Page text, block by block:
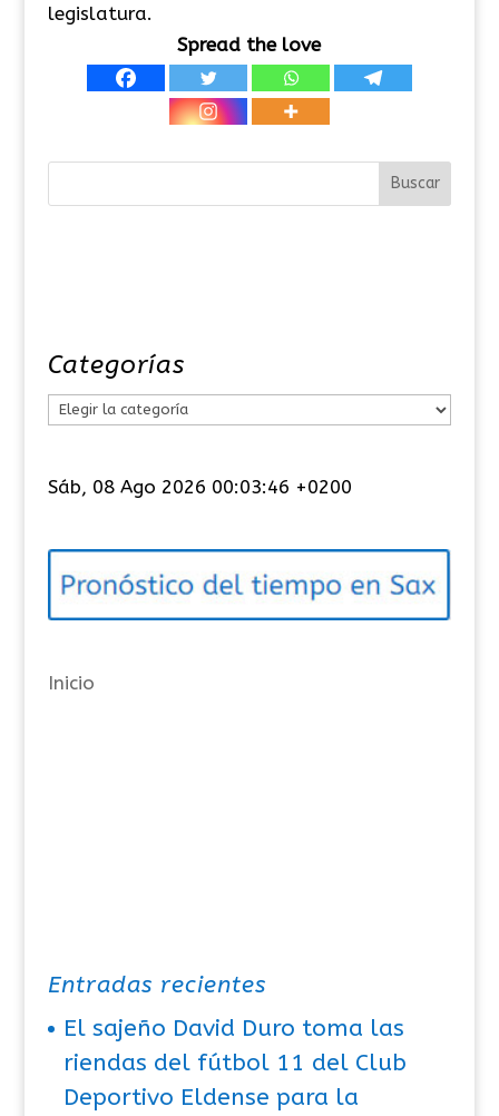
legislatura.
Spread the love
Categorías
e
o
í
s
Sáb, 08 Ago 2026 00:03:47 +0200
Inicio
Entradas recientes
El sajeño David Duro toma las
riendas del fútbol 11 del Club
Deportivo Eldense para la